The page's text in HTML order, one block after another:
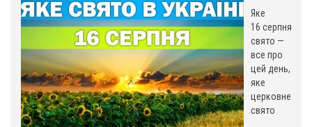
Яке
16 серпня
свято —
все про
цей день,
яке
церковне
свято